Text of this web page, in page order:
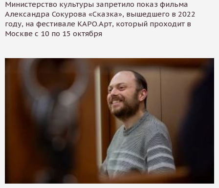
Министерство культуры запретило показ фильма
Александра Сокурова «Сказка», вышедшего в 2022
году, на фестивале КАРО.Арт, который проходит в
Москве с 10 по 15 октября